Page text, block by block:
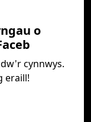
o
cynnwys.
eraill!